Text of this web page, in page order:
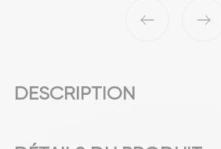
‹ ›
DESCRIPTION